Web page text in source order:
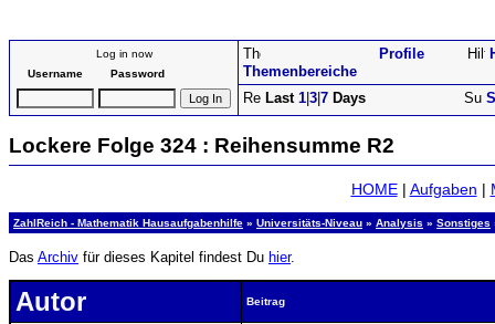
Log in now
Username
Password Themenbereiche
Profile
Last 1 3 7 Days
Lockere Folge 324 : Reihensumme R2
HOME| Aufgaben |
ZahlReich - Mathematik Hausaufgabenhilfe » Universitäts-Niveau » Analysis » Sonstiges
Das Archiv für dieses Kapitel findest Du hier.
Autor Beitrag